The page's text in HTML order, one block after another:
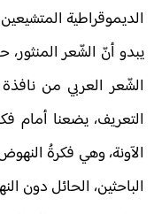
الديموقراطية
يبدو أنّ الشّعر
الشّعر العربي من
التعريف، يضعنا أمام
الآونة، وهي فكرةُ
الباحثين، الحائل دون